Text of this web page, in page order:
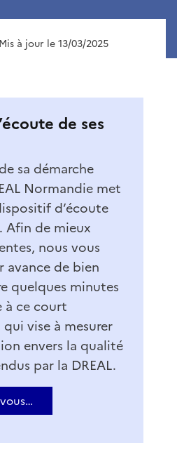
à jour le 13/03/2025
de ses
sa démarche
Normandie met
d’écoute
Afin de mieux
nous vous
avance de bien
quelques minutes
à ce court
vise à mesurer
envers la qualité
par la DREAL.